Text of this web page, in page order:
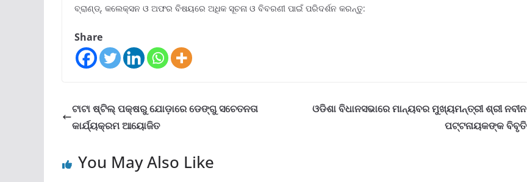
ବ୍ରାଣ୍ଡ୍‌, କଲେକ୍ସନ ଓ ଅଫର ବିଷୟରେ ଅଧିକ ସୂଚନା ଓ ବିବରଣୀ ପାଇଁ ପରିଦର୍ଶନ କରନ୍ତୁ:
Share
ଟାଟା ଷ୍ଟିଲ୍ ପକ୍ଷରୁ ଯୋଡ଼ାରେ ଡେଙ୍ଗୁ ସଚେତନତା
କାର୍ଯ୍ୟକ୍ରମ ଆୟୋଜିତ
ଓଡିଶା ବିଧାନସଭାରେ ମାନ୍ୟବର ମୁଖ୍ୟମନ୍ତ୍ରୀ ଶ୍ରୀ ନବୀନ
ପଟ୍ଟନାୟକଙ୍କ ବିବୃତି
You May Also Like